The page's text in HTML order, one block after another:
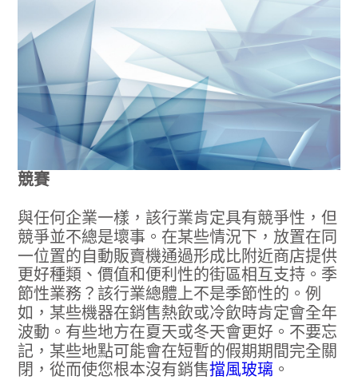
競賽
與任何企業一樣，該行業肯定具有競爭性，但
競爭並不總是壞事。在某些情況下，放置在同
一位置的自動販賣機通過形成比附近商店提供
更好種類、價值和便利性的街區相互支持。季
節性業務？該行業總體上不是季節性的。例
如，某些機器在銷售熱飲或冷飲時肯定會全年
波動。有些地方在夏天或冬天會更好。不要忘
記，某些地點可能會在短暫的假期期間完全關
閉，從而使您根本沒有銷售擋風玻璃 。